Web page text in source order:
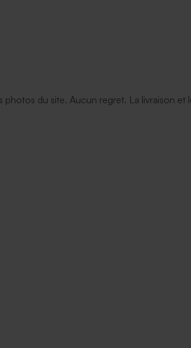
photos du site. Aucun regret. La livraison